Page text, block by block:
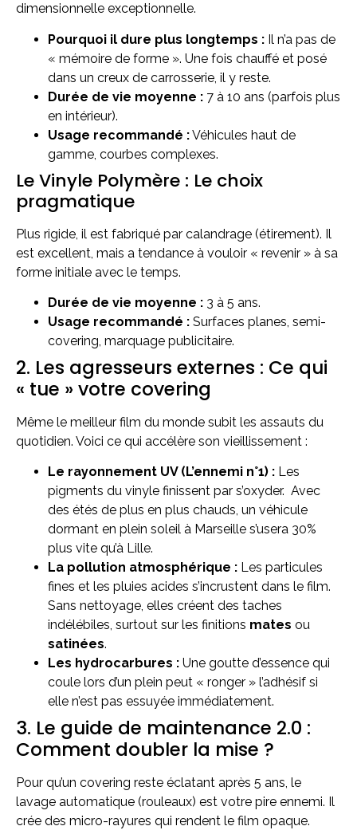
dimensionnelle exceptionnelle.
Pourquoi il dure plus longtemps : Il n’a pas de
« mémoire de forme ». Une fois chauffé et posé
dans un creux de carrosserie, il y reste.
Durée de vie moyenne : 7 à 10 ans (parfois plus
en intérieur).
Usage recommandé :Véhicules haut de
gamme, courbes complexes.
Le Vinyle Polymère : Le choix
pragmatique
Plus rigide, il est fabriqué par calandrage (étirement). Il
est excellent, mais a tendance à vouloir « revenir » à sa
forme initiale avec le temps.
Durée de vie moyenne : 3 à 5 ans.
Usage recommandé : Surfaces planes, semi-
covering, marquage publicitaire.
2. Les agresseurs externes : Ce qui
« tue » votre covering
Même le meilleur film du monde subit les assauts du
quotidien. Voici ce qui accélère son vieillissement :
Le rayonnement UV (L’ennemi n°1) : Les
pigments du vinyle finissent par s’oxyder. Avec
des étés de plus en plus chauds, un véhicule
dormant en plein soleil à Marseille s’usera 30%
plus vite qu’à Lille.
La pollution atmosphérique : Les particules
fines et les pluies acides s’incrustent dans le film.
Sans nettoyage, elles créent des taches
indélébiles, surtout sur les finitions mates ou
satinées.
Les hydrocarbures : Une goutte d’essence qui
coule lors d’un plein peut « ronger » l’adhésif si
elle n’est pas essuyée immédiatement.
3. Le guide de maintenance 2.0 :
Comment doubler la mise ?
Pour qu’un covering reste éclatant après 5 ans, le
lavage automatique (rouleaux) est votre pire ennemi. Il
crée des micro-rayures qui rendent le film opaque.